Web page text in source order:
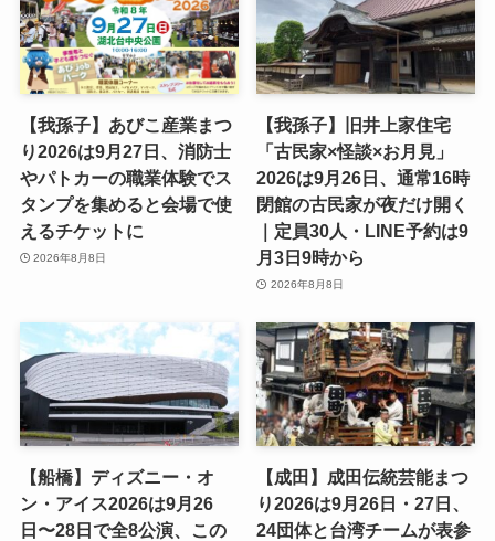
【我孫子】あびこ産業まつ
り2026は9月27日、消防士
やパトカーの職業体験でス
タンプを集めると会場で使
えるチケットに
2026年8月8日
【我孫子】旧井上家住宅
「古民家×怪談×お月見」
2026は9月26日、通常16時
閉館の古民家が夜だけ開く
｜定員30人・LINE予約は9
月3日9時から
2026年8月8日
【船橋】ディズニー・オ
ン・アイス2026は9月26
日〜28日で全8公演、この
【成田】成田伝統芸能まつ
り2026は9月26日・27日、
24団体と台湾チームが表参